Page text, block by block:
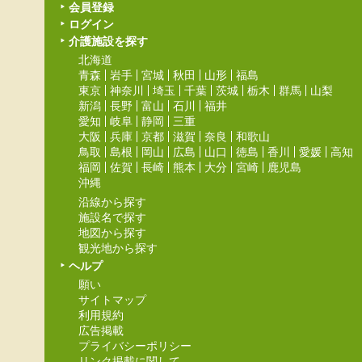
会員登録
ログイン
介護施設を探す
北海道
青森
岩手 宮城 秋田 山形
福島
東京
神奈川 埼玉 千葉 茨城 栃木 群馬
山梨
新潟
長野 富山 石川
福井
愛知
岐阜 静岡
三重
大阪
兵庫 京都 滋賀 奈良
和歌山
鳥取
島根 岡山 広島 山口 徳島 香川 愛媛
高知
福岡
佐賀 長崎 熊本 大分 宮崎
鹿児島
沖縄
沿線から探す
施設名で探す
地図から探す
観光地から探す
ヘルプ
願い
サイトマップ
利用規約
広告掲載
プライバシーポリシー